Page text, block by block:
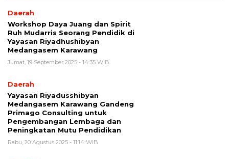
Daerah
Workshop Daya Juang dan Spirit
Ruh Mudarris Seorang Pendidik di
Yayasan Riyadhushibyan
Medangasem Karawang
Jumat, 19 September 2025 - 14:35 WIB
Daerah
Yayasan Riyadusshibyan
Medangasem Karawang Gandeng
Primago Consulting untuk
Pengembangan Lembaga dan
Peningkatan Mutu Pendidikan
Rabu, 20 Agustus 2025 - 11:14 WIB